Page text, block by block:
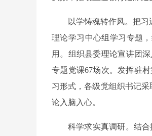
以学铸魂转作风。把
理论学习中心组学习专题
用。组织县委理论宣讲团
专题党课67场次。发挥驻
习形式，各级党组织书记
论入脑入心。
科学求实真调研。结